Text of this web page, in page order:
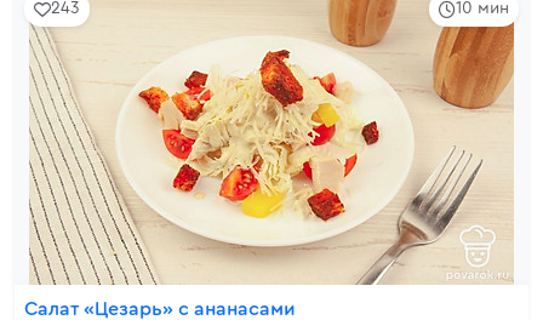
10 мин
243
Салат «Цезарь» с ананасами